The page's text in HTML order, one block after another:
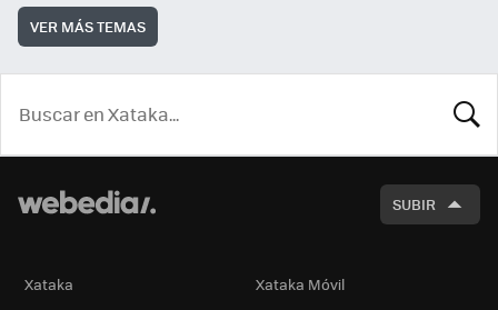
VER MÁS TEMAS
SUBIR
Xataka
Xataka Móvil